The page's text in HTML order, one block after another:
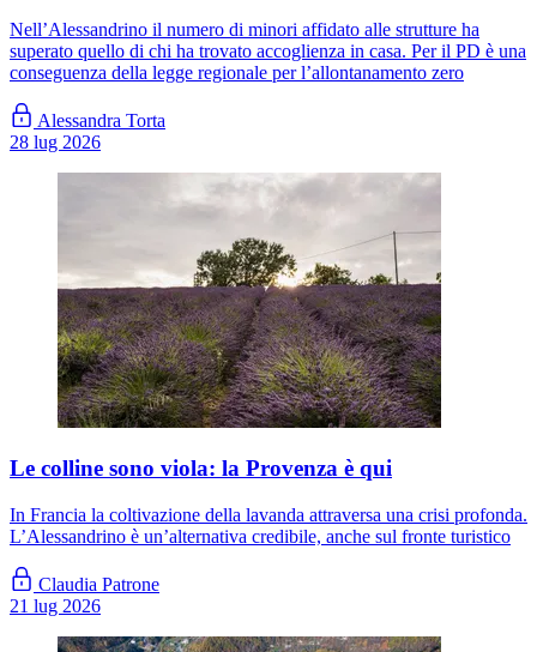
Nell’Alessandrino il numero di minori affidato alle strutture ha
superato quello di chi ha trovato accoglienza in casa. Per il PD è una
conseguenza della legge regionale per l’allontanamento zero
Alessandra Torta
28 lug 2026
Le colline sono viola: la Provenza è qui
In Francia la coltivazione della lavanda attraversa una crisi profonda.
L’Alessandrino è un’alternativa credibile, anche sul fronte turistico
Claudia Patrone
21 lug 2026